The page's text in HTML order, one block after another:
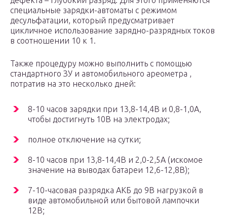
специальные зарядки-автоматы с режимом
десульфатации, который предусматривает
цикличное использование зарядно-разрядных токов
в соотношении 10 к 1.
Также процедуру можно выполнить с помощью
стандартного ЗУ и автомобильного ареометра ,
потратив на это несколько дней:
8-10 часов зарядки при 13,8-14,4В и 0,8-1,0А,
чтобы достигнуть 10В на электродах;
полное отключение на сутки;
8-10 часов при 13,8-14,4В и 2,0-2,5А (искомое
значение на выводах батареи 12,6-12,8В);
7-10-часовая разрядка АКБ до 9В нагрузкой в
виде автомобильной или бытовой лампочки
12В;